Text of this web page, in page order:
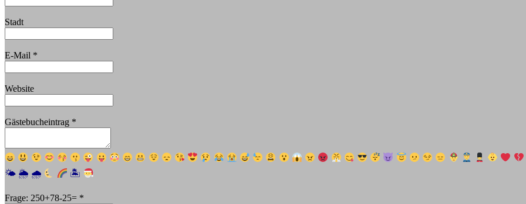
Stadt
E-Mail *
Website
Gästebucheintrag *
🌤 🌦 🌧 🏝
Frage: 250+78-25= *